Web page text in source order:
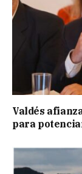
Valdés
para